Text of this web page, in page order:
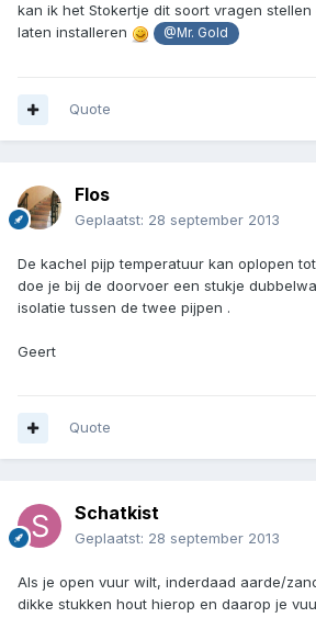
kan ik het Stokertje dit soort vragen
laten installeren
@Mr. Gold
Quote
Flos
Geplaatst: 28 september 2013
De kachel pijp temperatuur kan oplopen
doe je bij de doorvoer een stukje
isolatie tussen de twee pijpen .
Geert
Quote
Schatkist
Geplaatst: 28 september 2013
Als je open vuur wilt, inderdaad aarde/
dikke stukken hout hierop en daarop je